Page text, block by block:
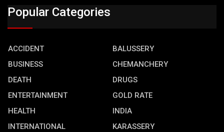
Popular Categories
ACCIDENT
BALUSSERY
BUSINESS
CHEMANCHERY
DEATH
DRUGS
ENTERTAINMENT
GOLD RATE
HEALTH
INDIA
INTERNATIONAL
KARASSERY